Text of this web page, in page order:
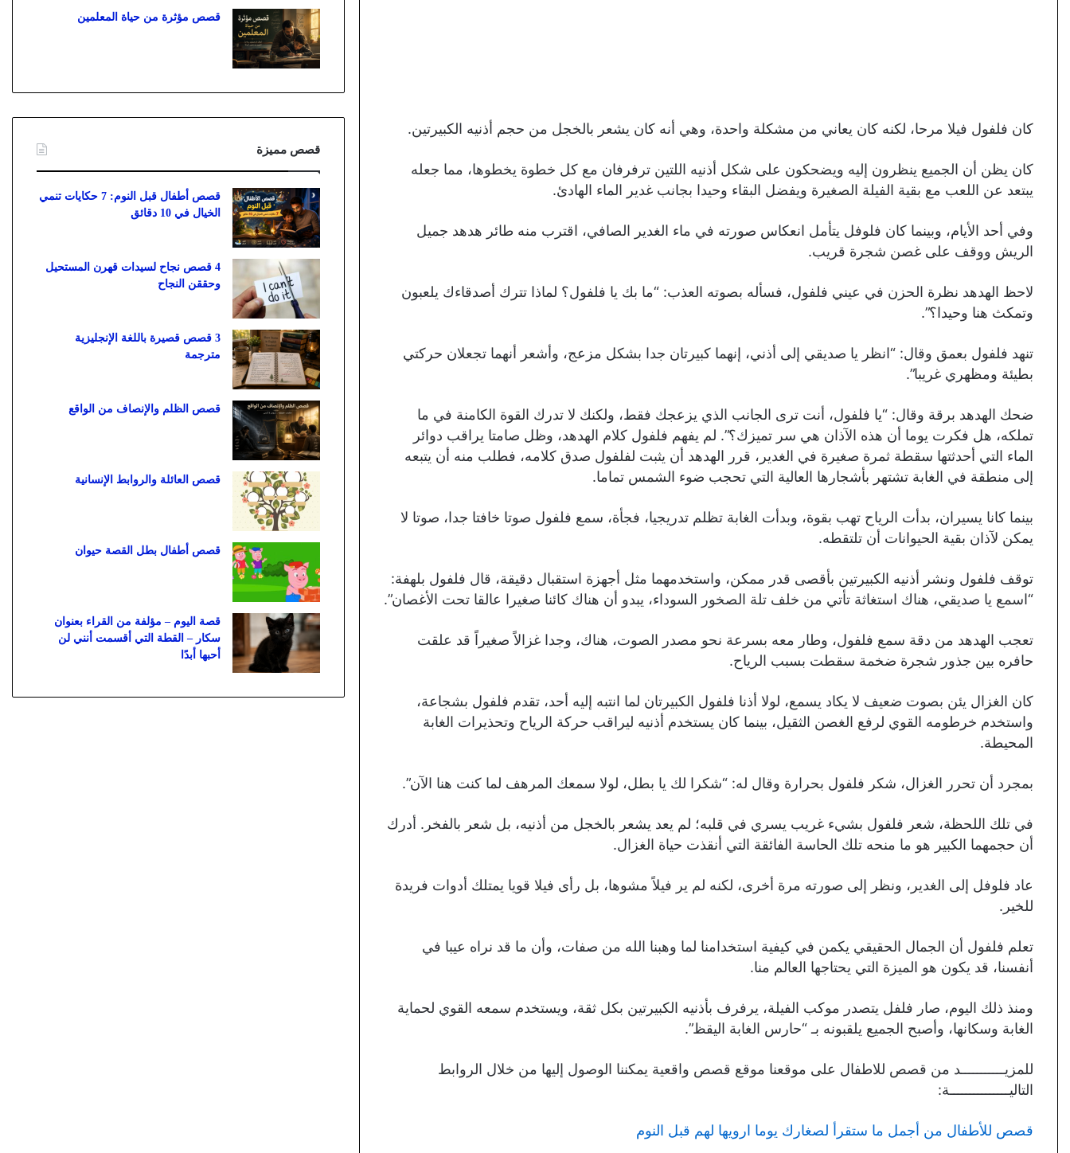
كان فلفول فيلا مرحا، لكنه كان يعاني من مشكلة واحدة، وهي أنه كان يشعر بالخجل من حجم أذنيه الكبيرتين.
كان يظن أن الجميع ينظرون إليه ويضحكون على شكل أذنيه اللتين ترفرفان مع كل خطوة يخطوها، مما جعله
يبتعد عن اللعب مع بقية الفيلة الصغيرة ويفضل البقاء وحيدا بجانب غدير الماء الهادئ.
وفي أحد الأيام، وبينما كان فلوفل يتأمل انعكاس صورته في ماء الغدير الصافي، اقترب منه طائر هدهد جميل
الريش ووقف على غصن شجرة قريب.
لاحظ الهدهد نظرة الحزن في عيني فلفول، فسأله بصوته العذب: “ما بك يا فلفول؟ لماذا تترك أصدقاءك يلعبون
وتمكث هنا وحيدا؟”.
تنهد فلفول بعمق وقال: “انظر يا صديقي إلى أذني، إنهما كبيرتان جدا بشكل مزعج، وأشعر أنهما تجعلان حركتي
بطيئة ومظهري غريبا”.
ضحك الهدهد برقة وقال: “يا فلفول، أنت ترى الجانب الذي يزعجك فقط، ولكنك لا تدرك القوة الكامنة في ما
تملكه، هل فكرت يوما أن هذه الآذان هي سر تميزك؟”. لم يفهم فلفول كلام الهدهد، وظل صامتا يراقب دوائر
الماء التي أحدثتها سقطة ثمرة صغيرة في الغدير، قرر الهدهد أن يثبت لفلفول صدق كلامه، فطلب منه أن يتبعه
إلى منطقة في الغابة تشتهر بأشجارها العالية التي تحجب ضوء الشمس تماما.
بينما كانا يسيران، بدأت الرياح تهب بقوة، وبدأت الغابة تظلم تدريجيا، فجأة، سمع فلفول صوتا خافتا جدا، صوتا لا
يمكن لآذان بقية الحيوانات أن تلتقطه.
توقف فلفول ونشر أذنيه الكبيرتين بأقصى قدر ممكن، واستخدمهما مثل أجهزة استقبال دقيقة، قال فلفول بلهفة:
“اسمع يا صديقي، هناك استغاثة تأتي من خلف تلة الصخور السوداء، يبدو أن هناك كائنا صغيرا عالقا تحت الأغصان”.
تعجب الهدهد من دقة سمع فلفول، وطار معه بسرعة نحو مصدر الصوت، هناك، وجدا غزالاً صغيراً قد علقت
حافره بين جذور شجرة ضخمة سقطت بسبب الرياح.
كان الغزال يئن بصوت ضعيف لا يكاد يسمع، لولا أذنا فلفول الكبيرتان لما انتبه إليه أحد، تقدم فلفول بشجاعة،
واستخدم خرطومه القوي لرفع الغصن الثقيل، بينما كان يستخدم أذنيه ليراقب حركة الرياح وتحذيرات الغابة
المحيطة.
بمجرد أن تحرر الغزال، شكر فلفول بحرارة وقال له: “شكرا لك يا بطل، لولا سمعك المرهف لما كنت هنا الآن”.
في تلك اللحظة، شعر فلفول بشيء غريب يسري في قلبه؛ لم يعد يشعر بالخجل من أذنيه، بل شعر بالفخر. أدرك
أن حجمهما الكبير هو ما منحه تلك الحاسة الفائقة التي أنقذت حياة الغزال.
عاد فلوفل إلى الغدير، ونظر إلى صورته مرة أخرى، لكنه لم ير فيلاً مشوها، بل رأى فيلا قويا يمتلك أدوات فريدة
للخير.
تعلم فلفول أن الجمال الحقيقي يكمن في كيفية استخدامنا لما وهبنا الله من صفات، وأن ما قد نراه عيبا في
أنفسنا، قد يكون هو الميزة التي يحتاجها العالم منا.
ومنذ ذلك اليوم، صار فلفل يتصدر موكب الفيلة، يرفرف بأذنيه الكبيرتين بكل ثقة، ويستخدم سمعه القوي لحماية
الغابة وسكانها، وأصبح الجميع يلقبونه بـ “حارس الغابة اليقظ”.
للمزيـــــــــــد من قصص للاطفال على موقعنا موقع قصص واقعية يمكننا الوصول إليها من خلال الروابط
التاليـــــــــــــــة:
قصص للأطفال من أجمل ما ستقرأ لصغارك يوما ارويها لهم قبل النوم
قصص مؤثرة من حياة المعلمين
قصص مميزة
قصص أطفال قبل النوم: 7 حكايات تنمي
الخيال في 10 دقائق
4 قصص نجاح لسيدات قهرن المستحيل
وحققن النجاح
3 قصص قصيرة باللغة الإنجليزية
مترجمة
قصص الظلم والإنصاف من الواقع
قصص العائلة والروابط الإنسانية
قصص أطفال بطل القصة حيوان
قصة اليوم – مؤلفة من القراء بعنوان
سكار – القطة التي أقسمت أنني لن
أحبها أبدًا